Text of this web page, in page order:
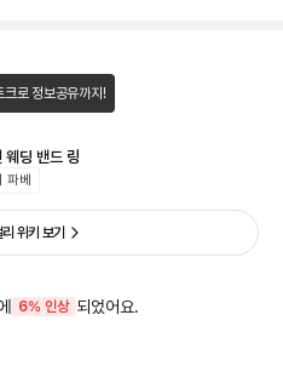
크로 정보공유까지!
웨딩 밴드 링
파베
위키 보기
6% 인상 되었어요.